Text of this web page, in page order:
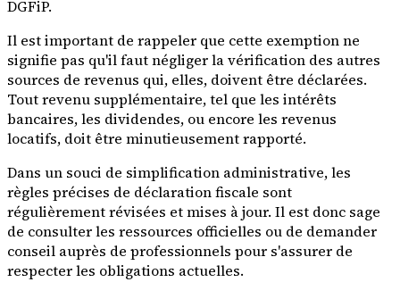
DGFiP.
Il est important de rappeler que cette exemption ne
signifie pas qu'il faut négliger la vérification des autres
sources de revenus qui, elles, doivent être déclarées.
Tout revenu supplémentaire, tel que les intérêts
bancaires, les dividendes, ou encore les revenus
locatifs, doit être minutieusement rapporté.
Dans un souci de simplification administrative, les
règles précises de déclaration fiscale sont
régulièrement révisées et mises à jour. Il est donc sage
de consulter les ressources officielles ou de demander
conseil auprès de professionnels pour s'assurer de
respecter les obligations actuelles.